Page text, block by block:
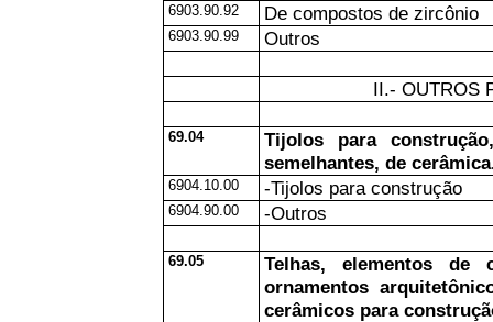
6903.90.92 De compostos de zircônio
6903.90.99 Outros
II.- OUTROS
69.04
Tijolos para
semelhantes, de
6904.10.00 -Tijolos para construção
6904.90.00 -Outros
69.05
Telhas, elementos de
ornamentos
cerâmicos para